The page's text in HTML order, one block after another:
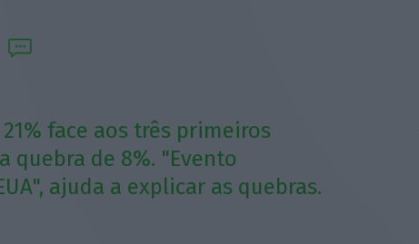
face aos três primeiros
quebra de 8%. "Evento
ajuda a explicar as quebras.